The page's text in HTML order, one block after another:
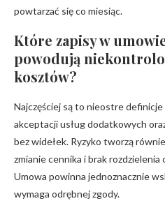
powtarzać się co miesiąc.
Które zapisy w
powodują
kosztów?
Najczęściej są to nieostre
akceptacji usług dodatkowych
bez widełek. Ryzyko tworzą
zmianie cennika i brak rozdzielenia
Umowa powinna jednoznacznie
wymaga odrębnej zgody.